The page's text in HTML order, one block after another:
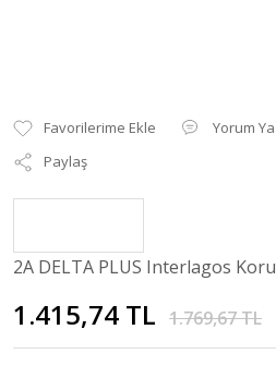
Yorum
Paylaş
2A DELTA PLUS Interlagos
1.415,74 TL 1.769,67 TL